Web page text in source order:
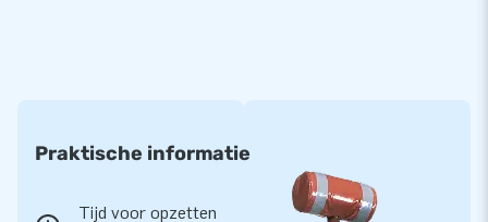
Praktische informatie
Tijd voor opzetten